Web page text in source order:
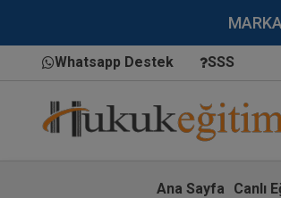
Whatsapp Destek SSS
Ana Sayfa Canlı